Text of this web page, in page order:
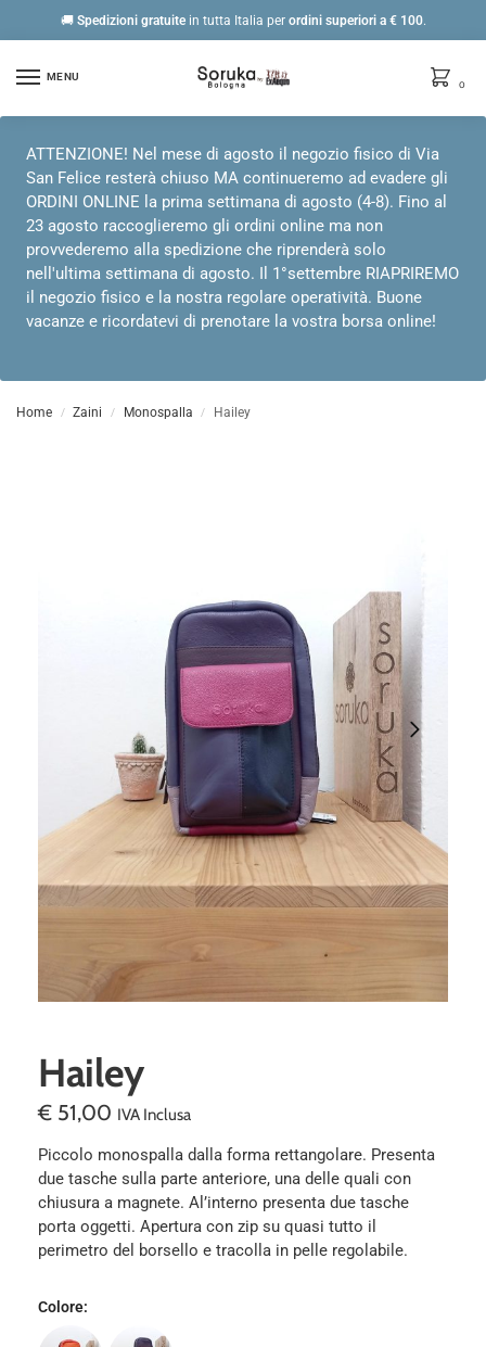
🚚 Spedizioni gratuitein tutta Italia per ordini superiori a € 100.
MENU
0
ATTENZIONE! Nel mese di agosto il negozio fisico di Via
San Felice resterà chiuso MA continueremo ad evadere gli
ORDINI ONLINE la prima settimana di agosto (4-8). Fino al
23 agosto raccoglieremo gli ordini online ma non
provvederemo alla spedizione che riprenderà solo
nell'ultima settimana di agosto. Il 1°settembre RIAPRIREMO
il negozio fisico e la nostra regolare operatività. Buone
vacanze e ricordatevi di prenotare la vostra borsa online!
Home / Zaini / Monospalla / Hailey
Hailey
€ 51,00 IVA Inclusa
Piccolo monospalla dalla forma rettangolare. Presenta
due tasche sulla parte anteriore, una delle quali con
chiusura a magnete. Al’interno presenta due tasche
porta oggetti. Apertura con zip su quasi tutto il
perimetro del borsello e tracolla in pelle regolabile.
Colore: